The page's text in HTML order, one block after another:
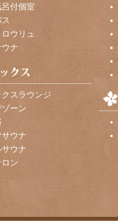
付個室
ウリュ
ナ
クスラウンジ
ーン
ウナ
ウナ
ロン